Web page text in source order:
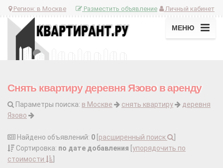
Регион: в Москве Личный кабинет
Разместить объявление
МЕНЮ
Снять квартиру деревня Язово в аренду
Параметры поиска: в Москве снять квартиру
деревня
Язово
Найдено объявлений: 0 расширенный поиск
Сортировка: по дате добавления упорядочить по
стоимости